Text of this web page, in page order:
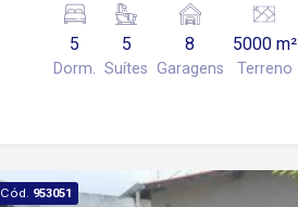
Área de serviço Lavanderia Quintal
Jardim Vagas de garagem cobertas
para 8 carros Facil acesso a Rodovia
5
Dorm.
5
Suítes
8
Garagens
5000 m²
Terreno
Cód. 953051